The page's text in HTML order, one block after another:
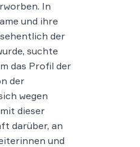
In
und ihre
der
suchte
das Profil der
der
wegen
dieser
darüber, an
und